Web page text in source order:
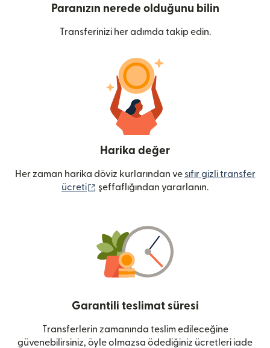
Paranızın nerede olduğunu bilin
Transferinizi her adımda takip edin.
Harika değer
Her zaman harika döviz kurlarından ve sıfır gizli transfer
ücreti
(yeni pencerede açılır)
şeffaflığından yararlanın.
Garantili teslimat süresi
Transferlerin zamanında teslim edileceğine
güvenebilirsiniz, öyle olmazsa ödediğiniz ücretleri iade